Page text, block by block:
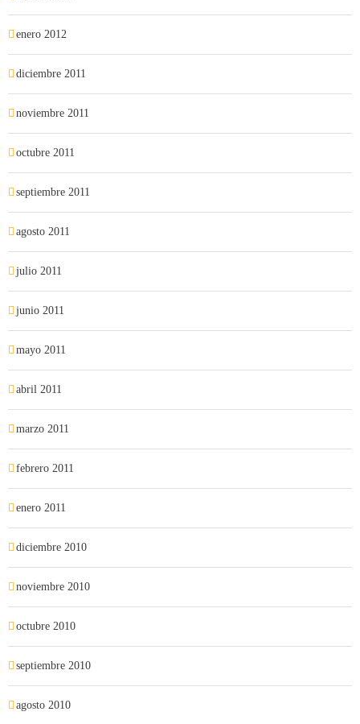
enero 2012
diciembre 2011
noviembre 2011
octubre 2011
septiembre 2011
agosto 2011
julio 2011
junio 2011
mayo 2011
abril 2011
marzo 2011
febrero 2011
enero 2011
diciembre 2010
noviembre 2010
octubre 2010
septiembre 2010
agosto 2010